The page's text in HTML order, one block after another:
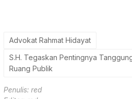
Editor: red
Navigasi
pos
Pos sebelumnya
79 Polres Batu Gelar Bakti